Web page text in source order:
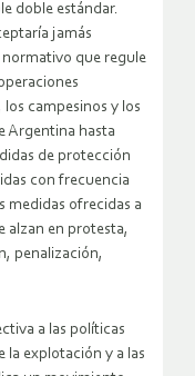
doble estándar.
jamás
que regule
campesinos y los
Argentina hasta
de protección
con frecuencia
medidas ofrecidas a
alzan en protesta,
penalización,
a las políticas
la explotación y a las